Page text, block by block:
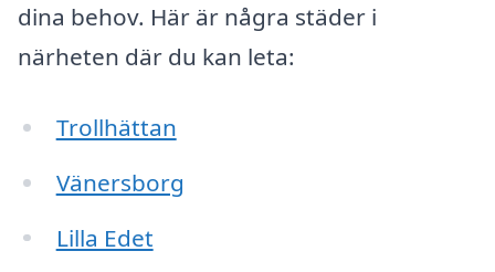
dina behov. Här är några städer i
närheten där du kan leta:
Trollhättan
Vänersborg
Lilla Edet